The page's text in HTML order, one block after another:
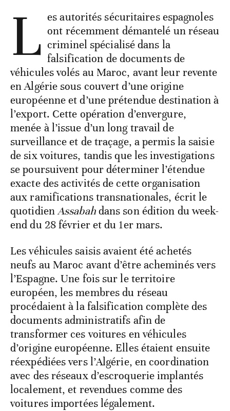
L es autorités sécuritaires espagnoles
ont récemment démantelé un réseau
criminel spécialisé dans la
falsification de documents de
véhicules volés au Maroc, avant leur revente
en Algérie sous couvert d’une origine
européenne et d’une prétendue destination à
l’export. Cette opération d’envergure,
menée à l’issue d’un long travail de
surveillance et de traçage, a permis la saisie
de six voitures, tandis que les investigations
se poursuivent pour déterminer l’étendue
exacte des activités de cette organisation
aux ramifications transnationales, écrit le
quotidienAssabahdans son édition du week-
end du 28 février et du 1ermars.
Les véhicules saisis avaient été achetés
neufs au Maroc avant d’être acheminés vers
l’Espagne. Une fois sur le territoire
européen, les membres du réseau
procédaient à la falsification complète des
documents administratifs afin de
transformer ces voitures en véhicules
d’origine européenne. Elles étaient ensuite
réexpédiées vers l’Algérie, en coordination
avec des réseaux d’escroquerie implantés
localement, et revendues comme des
voitures importées légalement.